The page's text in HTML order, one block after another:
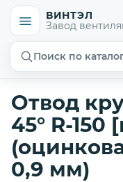
ВИНТЭЛ
Завод
Поиск по
Отвод
45° R-150
0,9 мм)